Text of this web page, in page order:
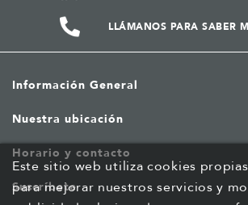
LLÁMANOS PARA SABER
Información General
Nuestra ubicación
Horario y contacto
Suscríbete
Este sitio web utiliza cookies
para mejorar nuestros servicios y